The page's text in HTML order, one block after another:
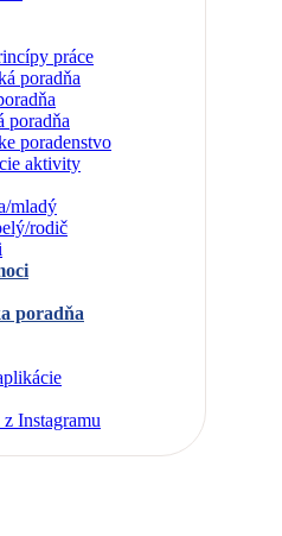
práce
poradňa
poradňa
poradenstvo
aktivity
mladý
rodič
poradňa
Instagramu